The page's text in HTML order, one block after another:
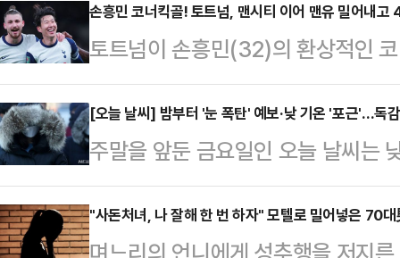
만, 민주당은 '신속한 헌법재판소의
법리스크와 관련해서는 거리를 두
법 위반 1심 '징역형 집행유예' 선고
울 그룹 대북 송금의혹 항소심 유죄
의 사법리스크가 재점화하는 분위
상하는 것을 꺼려하는 분위기가 …
손흥민 코너킥골! 토트넘, 맨시티 이어 맨유 밀어내고
토트넘이 손흥민(32)의 환상적인
내고 리그컵(카라바오컵) 4강에 올
토트넘 홋스퍼 스타디움에서 펼쳐
방전 끝에 후반 43분 터진 손흥민
체스터 시티(2-1 승)에 이어 맨유
3시즌 만에 4강 무대를 밟았다.가장
[오늘 날씨] 밤부터 '눈 폭탄' 예보·낮 기온 '포근'…독
주말을 앞둔 금요일인 오늘 날씨는
겠다.기상청은 "이날은 중국 산둥
의 가장자리에 들겠으며, 전국이
"사돈처녀, 나 잘해 한 번 하자" 모텔로 밀어넣은 70